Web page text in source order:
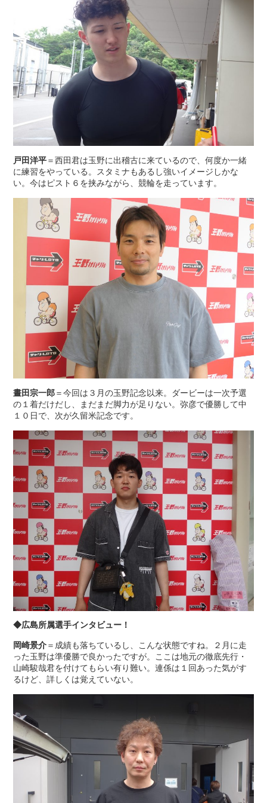
戸田洋平＝西田君は玉野に出稽古に来ているので、何度か一緒
に練習をやっている。スタミナもあるし強いイメージしかな
い。今はピスト６を挟みながら、競輪を走っています。
晝田宗一郎＝今回は３月の玉野記念以来。ダービーは一次予選
の１着だけだし、まだまだ脚力が足りない。弥彦で優勝して中
１０日で、次が久留米記念です。
◆広島所属選手インタビュー！
岡崎景介＝成績も落ちているし、こんな状態ですね。２月に走
った玉野は準優勝で良かったですが。ここは地元の徹底先行・
山崎駿哉君を付けてもらい有り難い。連係は１回あった気がす
るけど、詳しくは覚えていない。